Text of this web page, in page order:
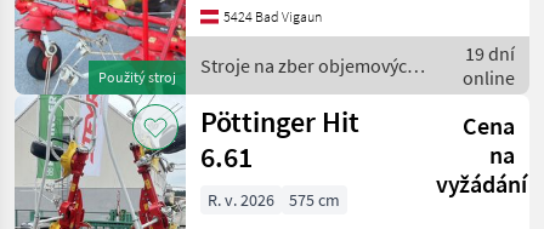
Použitý stroj
nastavenie výšky:
hydraulické nastavenie
výšky, Zavesený ri
5424 Bad Vigaun
Stroje na zber objemových
krmív / Pöttinger
19 dní
online
Pöttinger Hit
6.61
Cena
na
vyžádání
R. v. 2026
575 cm